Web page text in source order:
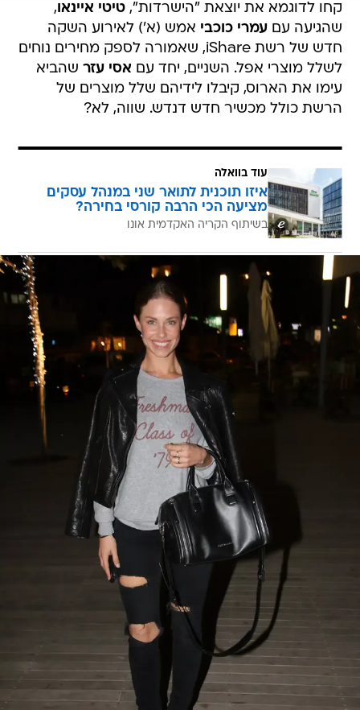
קחו לדוגמא את יוצאת "הישרדות",טיטי איינאו,
שהגיעה עםעמרי כוכבי אמש (א') לאירוע השקה
חדש של רשת iShare, שאמורה לספק מחירים נוחים
לשלל מוצרי אפל. השניים, יחד עם אסי עזר שהביא
עימו את הארוס, קיבלו לידיהם שלל מוצרים של
הרשת כולל מכשיר חדש דנדש. שווה, לא?
עוד בוואלה
איזו תוכנית לתואר שני במנהל עסקים
מציעה הכי הרבה קורסי בחירה?
בשיתוף הקריה האקדמית אונו